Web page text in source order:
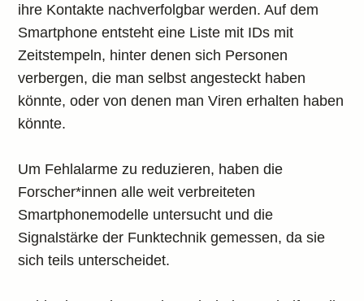
ihre Kontakte nachverfolgbar werden. Auf dem
Smartphone entsteht eine Liste mit IDs mit
Zeitstempeln, hinter denen sich Personen
verbergen, die man selbst angesteckt haben
könnte, oder von denen man Viren erhalten haben
könnte.
Um Fehlalarme zu reduzieren, haben die
Forscher*innen alle weit verbreiteten
Smartphonemodelle untersucht und die
Signalstärke der Funktechnik gemessen, da sie
sich teils unterscheidet.